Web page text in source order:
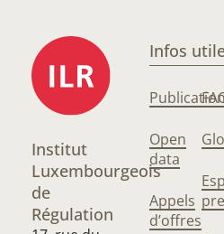
Institut
Luxembourgeois
de
Régulation
Infos
Open
data
Appels
d’offres